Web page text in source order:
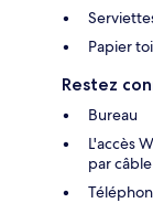
Papier
Restez
Bureau
L'accès
par câble